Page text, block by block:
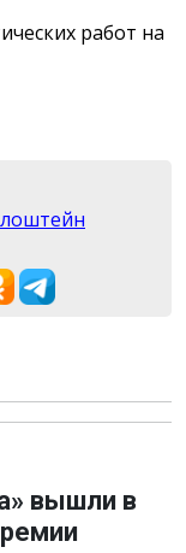
работ на
вышли в